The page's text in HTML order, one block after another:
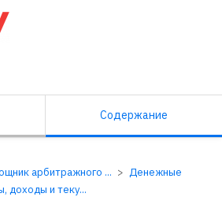
Содержание
арбитражного ...
Денежные
доходы и теку...